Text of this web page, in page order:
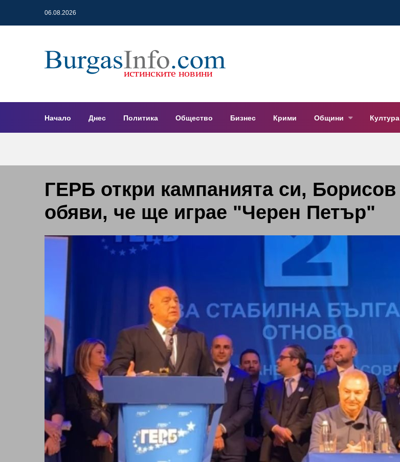
06.08.2026
Начало Днес Политика Общество Бизнес Крими Общини Култура
ГЕРБ откри кампанията си, Борисов
обяви, че ще играе "Черен Петър"